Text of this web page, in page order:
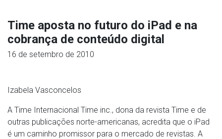
Time aposta no futuro do iPad e na
cobrança de conteúdo digital
16 de setembro de 2010
Izabela Vasconcelos
A Time Internacional Time inc., dona da revista Time e de
outras publicações norte-americanas, acredita que o iPad
é um caminho promissor para o mercado de revistas. A